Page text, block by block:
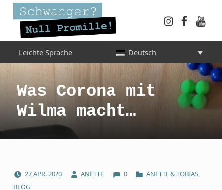
INFORMATIONEN FÜR SCHWANGERE, WERDENDE MÜTTER UND ALLE, DIE SIE IN DER SCHWANGERSCHAFT BEGLEITEN
Leichte Sprache Deutsch
Was Corona mit
Wilma macht…
27APR.2020 ANETTE 0 ANETTE & TOBIAS,
BLOG